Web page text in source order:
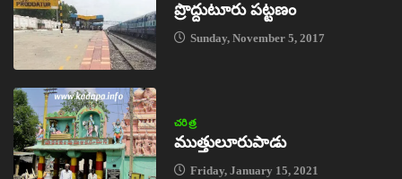
ప్రొద్దుటూరు పట్టణం
Sunday, November 5, 2017
చరిత్ర
ముత్తులూరుపాడు
Friday, January 15, 2021